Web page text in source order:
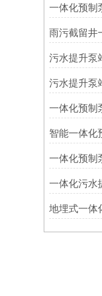
一体化预制
雨污截留井
污水提升泵
污水提升泵
一体化预制
智能一体化
一体化预制
地埋式一体